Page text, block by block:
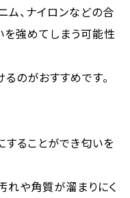
ム、ナイロンなどの合
を強めてしまう可能性
のがおすすめです。
することができ匂いを
れや角質が溜まりにく